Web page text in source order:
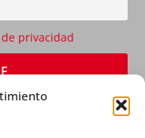
privacidad